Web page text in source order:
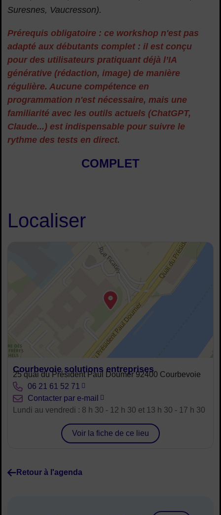
Suresnes, Vaucresson).
Prérequis obligatoire : ce workshop n'est pas
adapté aux débutants complet : il est conçu
pour des utilisateurs pratiquant déjà l’IA
générative (rédaction, image) de manière
régulière. Aucune compétence en
programmation n'est nécessaire, mais une
familiarité avec les outils actuels (ChatGPT,
Claude...) est indispensable pour suivre le
rythme des tests en direct.
COMPLET
Localiser
48.891691414602334, 2.2577695259633956
Courbevoie solutions entreprises
Adresse :
25 quai du Président Paul Doumer 92400 Courbevoie
Tél. :06 21 61 52 71
Courriel :Contacter par e-mail
Horaires :
Lundi au vendredi : 8 h 30 - 12 h 30 et 13 h 30 - 17 h 30
Voir la fiche de ce lieu
Retour à l'agenda